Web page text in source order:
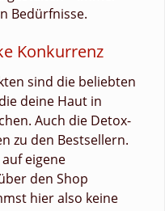
Bedürfnisse.
Konkurrenz
sind die beliebten
deine Haut in
Auch die Detox-
zu den Bestsellern.
eigene
den Shop
hier also keine